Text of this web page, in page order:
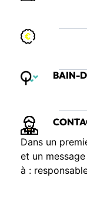
BAIN-
Dans un
et un
à :